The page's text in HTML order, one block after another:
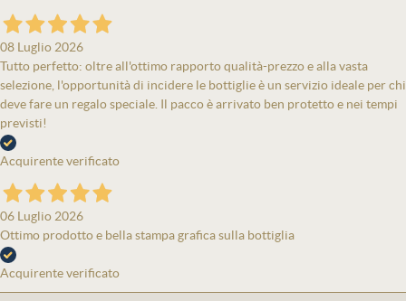
08 Luglio 2026
Tutto perfetto: oltre all'ottimo rapporto qualità-prezzo e alla vasta
selezione, l'opportunità di incidere le bottiglie è un servizio ideale per chi
deve fare un regalo speciale. Il pacco è arrivato ben protetto e nei tempi
previsti!
Acquirente verificato
06 Luglio 2026
Ottimo prodotto e bella stampa grafica sulla bottiglia
Acquirente verificato